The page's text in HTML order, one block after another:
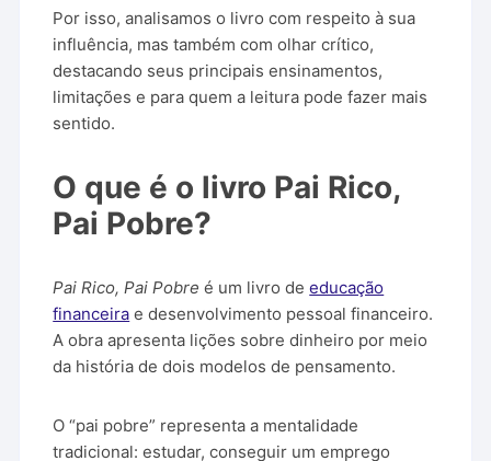
Por isso, analisamos o livro com respeito à sua
influência, mas também com olhar crítico,
destacando seus principais ensinamentos,
limitações e para quem a leitura pode fazer mais
sentido.
O que é o livro Pai Rico,
Pai Pobre?
Pai Rico, Pai Pobre é um livro deeducação
financeira e desenvolvimento pessoal financeiro.
A obra apresenta lições sobre dinheiro por meio
da história de dois modelos de pensamento.
O “pai pobre” representa a mentalidade
tradicional: estudar, conseguir um emprego